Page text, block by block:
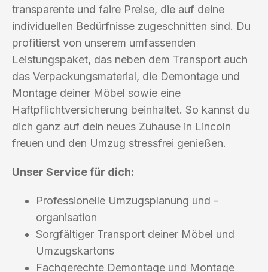
transparente und faire Preise, die auf deine
individuellen Bedürfnisse zugeschnitten sind. Du
profitierst von unserem umfassenden
Leistungspaket, das neben dem Transport auch
das Verpackungsmaterial, die Demontage und
Montage deiner Möbel sowie eine
Haftpflichtversicherung beinhaltet. So kannst du
dich ganz auf dein neues Zuhause in Lincoln
freuen und den Umzug stressfrei genießen.
Unser Service für dich:
Professionelle Umzugsplanung und -
organisation
Sorgfältiger Transport deiner Möbel und
Umzugskartons
Fachgerechte Demontage und Montage